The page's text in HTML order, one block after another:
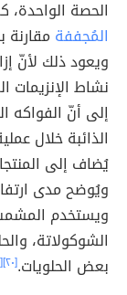
الحصة
المُجففة مقارنة
ويعود ذلك لأنّ
نشاط الإنزيمات
إلى أنّ الفواكه
الذائبة خلال
يُضاف إلى
ويُوضح مدى
ويستخدم
الشوكولاتة،
بعض الحلويات.[٢٠] [٢١]